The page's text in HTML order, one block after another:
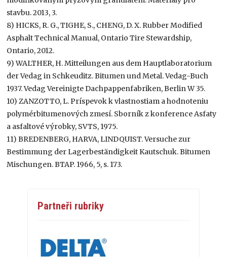
stavbu. 2013, 3.
8) HICKS, R. G., TIGHE, S., CHENG, D. X. Rubber Modified
Asphalt Technical Manual, Ontario Tire Stewardship,
Ontario, 2012.
9) WALTHER, H. Mitteilungen aus dem Hauptlaboratorium
der Vedag in Schkeuditz. Bitumen und Metal. Vedag-Buch
1937. Vedag Vereinigte Dachpappenfabriken, Berlin W 35.
10) ZANZOTTO, L. Príspevok k vlastnostiam a hodnoteniu
polymérbitumenových zmesí. Sborník z konference Asfaty
a asfaltové výrobky, SVTS, 1975.
11) BREDENBERG, HARVA, LINDQUIST. Versuche zur
Bestimmung der Lagerbeständigkeit Kautschuk. Bitumen
Mischungen. BTAP. 1966, 5, s. 173.
Partneři rubriky